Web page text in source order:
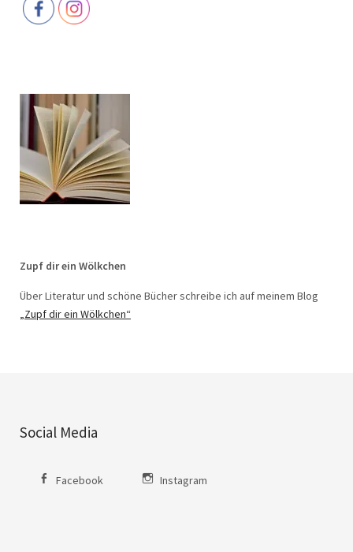
Zupf dir ein Wölkchen
Über Literatur und schöne Bücher schreibe ich auf meinem Blog
„Zupf dir ein Wölkchen“
Social Media
Facebook Instagram